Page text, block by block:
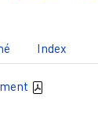
Index